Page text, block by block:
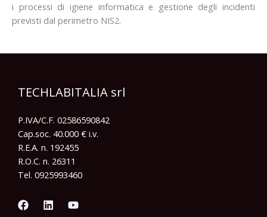
i processi di igiene informatica e gestione degli incidenti
previsti dal perimetro NIS2.
TECHLABITALIA srl
P.IVA/C.F. 02586590842
Cap.soc. 40.000 € i.v.
R.E.A. n. 192455
R.O.C. n. 26311
Tel. 0925993460